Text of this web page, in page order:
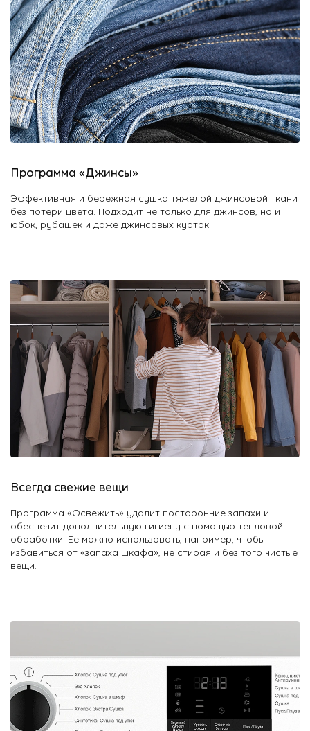
Программа «Джинсы»
Эффективная и бережная сушка тяжелой джинсовой ткани
без потери цвета. Подходит не только для джинсов, но и
юбок, рубашек и даже джинсовых курток.
Всегда свежие вещи
Программа «Освежить» удалит посторонние запахи и
обеспечит дополнительную гигиену с помощью тепловой
обработки. Ее можно использовать, например, чтобы
избавиться от «запаха шкафа», не стирая и без того чистые
вещи.